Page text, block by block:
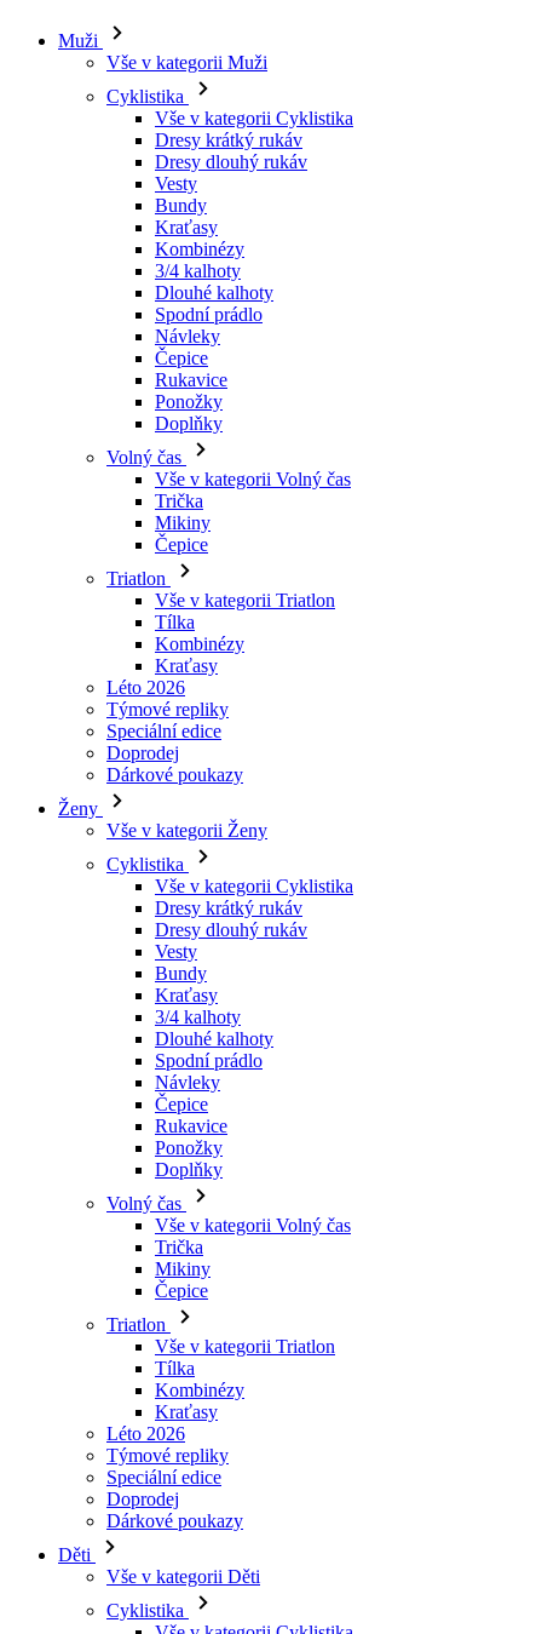
Muži
Vše v kategorii Muži
Cyklistika
Vše v kategorii Cyklistika
Dresy krátký rukáv
Dresy dlouhý rukáv
Vesty
Bundy
Kraťasy
Kombinézy
3/4 kalhoty
Dlouhé kalhoty
Spodní prádlo
Návleky
Čepice
Rukavice
Ponožky
Doplňky
Volný čas
Vše v kategorii Volný čas
Trička
Mikiny
Čepice
Triatlon
Vše v kategorii Triatlon
Tílka
Kombinézy
Kraťasy
Léto 2026
Týmové repliky
Speciální edice
Doprodej
Dárkové poukazy
Ženy
Vše v kategorii Ženy
Cyklistika
Vše v kategorii Cyklistika
Dresy krátký rukáv
Dresy dlouhý rukáv
Vesty
Bundy
Kraťasy
3/4 kalhoty
Dlouhé kalhoty
Spodní prádlo
Návleky
Čepice
Rukavice
Ponožky
Doplňky
Volný čas
Vše v kategorii Volný čas
Trička
Mikiny
Čepice
Triatlon
Vše v kategorii Triatlon
Tílka
Kombinézy
Kraťasy
Léto 2026
Týmové repliky
Speciální edice
Doprodej
Dárkové poukazy
Děti
Vše v kategorii Děti
Cyklistika